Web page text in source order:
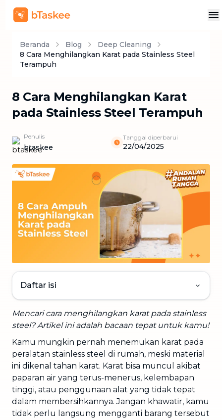
Beranda Blog
Deep Cleaning
8 Cara Menghilangkan Karat pada Stainless Steel
Terampuh
8 Cara Menghilangkan Karat
pada Stainless Steel Terampuh
Penulis
btaskee
Tanggal diperbarui
22/04/2025
Daftar isi
Mencari cara menghilangkan karat pada stainless
steel? Artikel ini adalah bacaan tepat untuk kamu!
Kamu mungkin pernah menemukan karat pada
peralatan stainless steel di rumah, meski material
ini dikenal tahan karat. Karat bisa muncul akibat
paparan air yang terus-menerus, kelembapan
tinggi, atau penggunaan alat yang tidak tepat
dalam membersihkannya. Jangan khawatir, kamu
tidak perlu langsung mengganti barang tersebut